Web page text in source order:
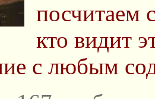
посчитаем
кто видит
с любым